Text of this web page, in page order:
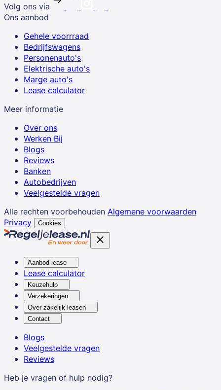
Volg ons via
Ons aanbod
Gehele voorrraad
Bedrijfswagens
Personenauto's
Elektrische auto's
Marge auto's
Lease calculator
Meer informatie
Over ons
Werken Bij
Blogs
Reviews
Banken
Autobedrijven
Veelgestelde vragen
Alle rechten voorbehouden Algemene voorwaarden
Privacy
Cookies
Aanbod lease
Lease calculator
Keuzehulp
Verzekeringen
Over zakelijk leasen
Contact
Blogs
Veelgestelde vragen
Reviews
Heb je vragen of hulp nodig?